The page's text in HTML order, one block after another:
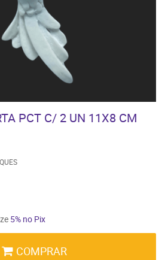
PCT C/ 2 UN 11X8 CM
5% no Pix
COMPRAR